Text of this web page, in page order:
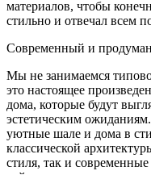
материалов, чтобы
стильно и отвечал всем
Современный и
Мы не занимаемся
это настоящее
дома, которые будут
эстетическим
уютные шале и дома в
классической
стиля, так и